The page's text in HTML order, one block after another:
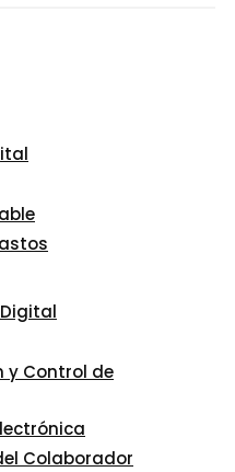
y Control de
Colaborador